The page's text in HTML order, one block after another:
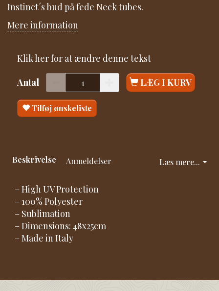
Instinct´s bud på fede Neck tubes.
Mere information
Klik her for at ændre denne tekst
Antal LÆG I KURV
Tilføj ønskeliste
Læs mere...
Beskrivelse Anmeldelser
– High UV Protection
– 100% Polyester
– Sublimation
– Dimensions: 48x25cm
– Made in Italy